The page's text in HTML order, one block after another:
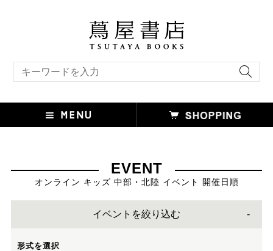
EVENT
オンライン キッズ 中部・北陸 イベント 開催日順
イベントを絞り込む
形式を選択